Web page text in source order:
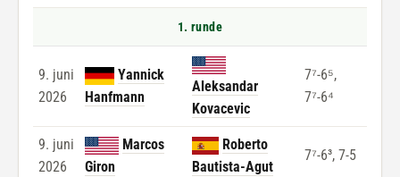
1. runde
9. juni
2026
Yannick
Hanfmann
Aleksandar
Kovacevic
7⁷-6⁵,
7⁷-6⁴
9. juni
2026
Marcos
Giron
Roberto
Bautista-Agut
7⁷-6³, 7-5